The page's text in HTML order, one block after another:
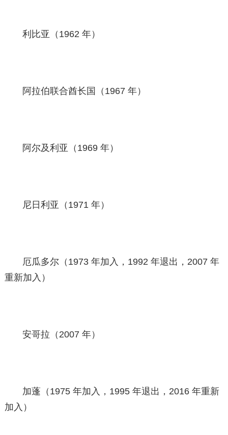
利比亚（1962 年）
阿拉伯联合酋长国（1967 年）
阿尔及利亚（1969 年）
尼日利亚（1971 年）
厄瓜多尔（1973 年加入，1992 年退出，2007 年
重新加入）
安哥拉（2007 年）
加蓬（1975 年加入，1995 年退出，2016 年重新
加入）